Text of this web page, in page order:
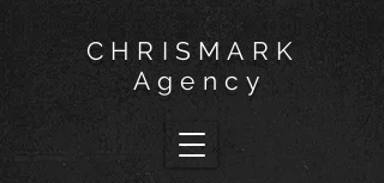
CHRISMARK
Agency